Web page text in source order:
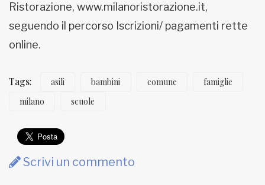
Ristorazione, www.milanoristorazione.it,
seguendo il percorso Iscrizioni/ pagamenti rette
online.
Tags: asili bambini comune
famiglie
milano
scuole
Scrivi un commento